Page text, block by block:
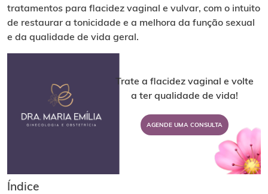
tratamentos para flacidez vaginal e vulvar, com o intuito
de restaurar a tonicidade e a melhora da função sexual
e da qualidade de vida geral.
Trate a flacidez vaginal e volte
a ter qualidade de vida!
AGENDE UMA CONSULTA
Índice